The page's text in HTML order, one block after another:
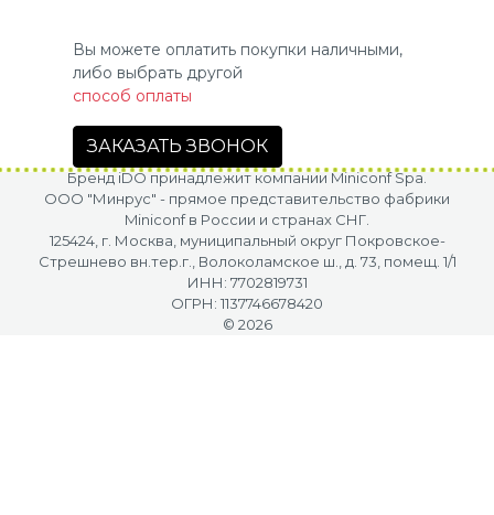
Вы можете оплатить покупки наличными,
либо выбрать другой
способ оплаты
ЗАКАЗАТЬ ЗВОНОК
Бренд iDO принадлежит компании Miniconf Spa.
OOO "Минрус" - прямое представительство фабрики
Miniconf в России и странах СНГ.
125424, г. Москва, муниципальный округ Покровское-
Стрешнево вн.тер.г., Волоколамское ш., д. 73, помещ. 1/1
ИНН: 7702819731
ОГРН: 1137746678420
© 2026